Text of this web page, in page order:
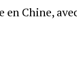
Chine,